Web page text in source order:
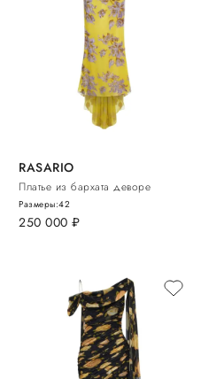
RASARIO
Платье из бархата деворе
250 000 руб.
Размеры:42